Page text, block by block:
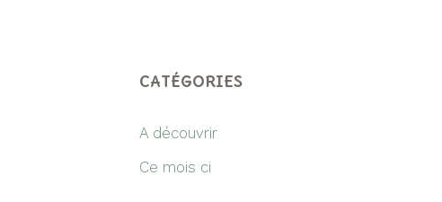
CATÉGORIES
A découvrir
Ce mois ci